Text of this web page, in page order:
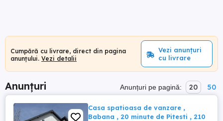
Cumpără cu livrare, direct din pagina
anunțului. Vezi detalii
Vezi anunțuri
cu livrare
Anunțuri Anunțuri pe pagină: 20 50
Casa spatioasa de vanzare ,
Babana , 20 minute de Pitesti , 210